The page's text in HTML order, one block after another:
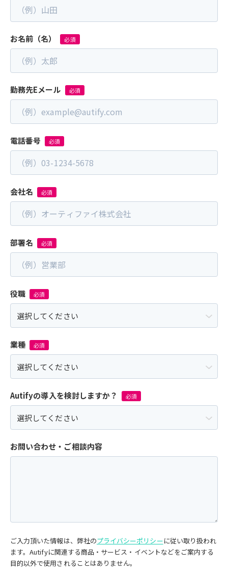
お名前（名）
勤務先Eメール
電話番号
会社名
部署名
役職
業種
Autifyの導入を検討しますか？
お問い合わせ・ご相談内容
ご入力頂いた情報は、弊社のプライバシーポリシーに従い取り扱われ
ます。Autifyに関連する商品・サービス・イベントなどをご案内する
目的以外で使用されることはありません。